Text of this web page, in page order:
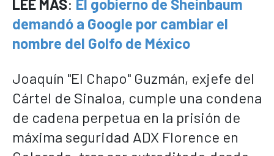
LEE MÁS: El gobierno de Sheinbaum
demandó a Google por cambiar el
nombre del Golfo de México
Joaquín "El Chapo" Guzmán, exjefe del
Cártel de Sinaloa, cumple una condena
de cadena perpetua en la prisión de
máxima seguridad ADX Florence en